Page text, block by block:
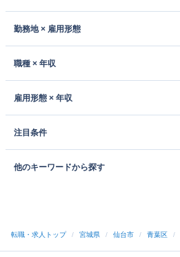
勤務地 × 雇用形態
職種 × 年収
雇用形態 × 年収
注目条件
他のキーワードから探す
転職・求人トップ / 宮城県 / 仙台市 / 青葉区 /